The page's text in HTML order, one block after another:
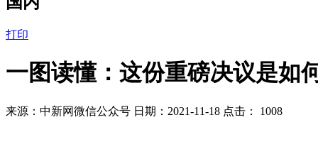
打印
一图读懂：这份重磅决议是如
来源：中新网微信公众号 日期：2021-11-18 点击： 1008